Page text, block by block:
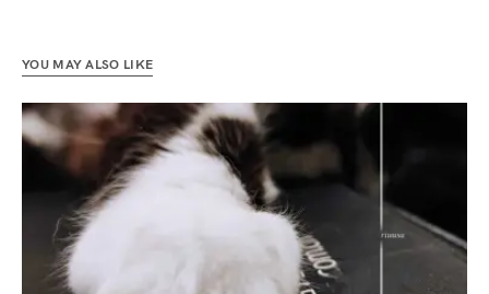
YOU MAY ALSO LIKE